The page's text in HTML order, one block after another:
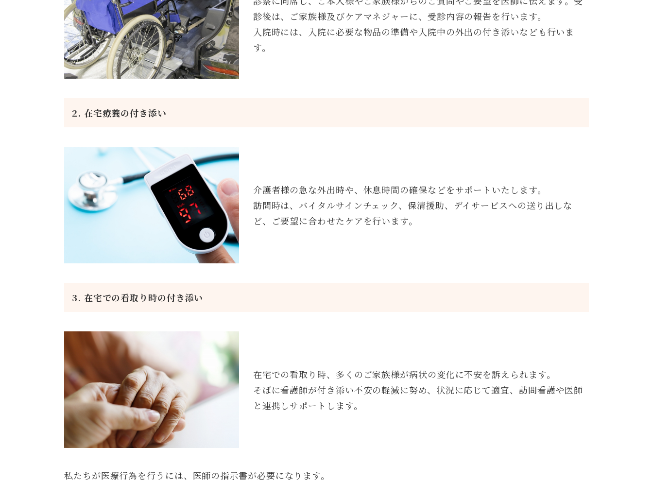
診後は、ご家族様及びケアマネジャーに、受診内容の報告を行います。
入院時には、入院に必要な物品の準備や入院中の外出の付き添いなども行いま
す。
2. 在宅療養の付き添い
介護者様の急な外出時や、休息時間の確保などをサポートいたします。
訪問時は、バイタルサインチェック、保清援助、デイサービスへの送り出しな
ど、ご要望に合わせたケアを行います。
3. 在宅での看取り時の付き添い
在宅での看取り時、多くのご家族様が病状の変化に不安を訴えられます。
そばに看護師が付き添い不安の軽減に努め、状況に応じて適宜、訪問看護や医師
と連携しサポートします。
私たちが医療行為を行うには、医師の指示書が必要になります。